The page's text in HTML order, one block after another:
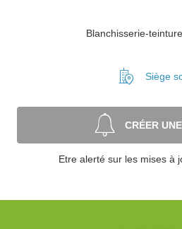
Blanchisserie-
Siège
CRÉER
Etre alerté sur les mises à